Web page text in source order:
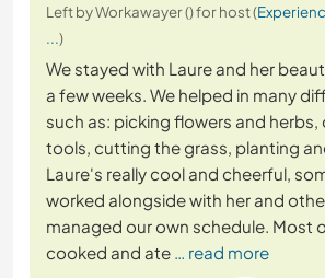
Left by Workawayer () for host (
...)
We stayed with Laure and her
a few weeks. We helped in many
such as: picking flowers and herbs,
tools, cutting the grass, planting
Laure's really cool and cheerful,
worked alongside with her and
managed our own schedule. Most
cooked and ate … read more